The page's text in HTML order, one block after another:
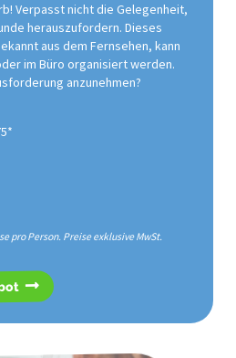
Verpasst nicht die Gelegenheit,
herauszufordern. Dieses
aus dem Fernsehen, kann
im Büro organisiert werden.
anzunehmen?
pro Person. Preise exklusive MwSt.